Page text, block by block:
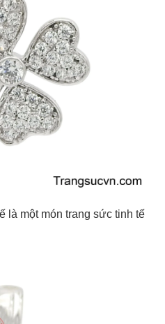
là một món trang sức tinh tế